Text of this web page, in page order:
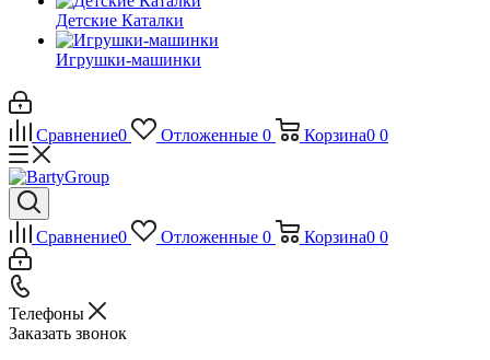
Детские Каталки
Игрушки-машинки
Сравнение0 Отложенные 0 Корзина0 0
Сравнение0 Отложенные 0 Корзина0 0
Телефоны
Заказать звонок